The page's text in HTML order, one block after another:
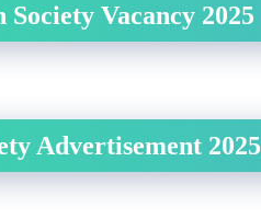
Vacancy 2025
Advertisement 2025